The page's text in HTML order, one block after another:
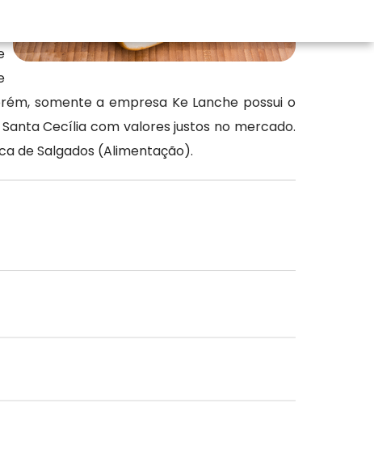
somente a empresa Ke Lanche possui o
Cecília com valores justos no mercado.
de Salgados (Alimentação).